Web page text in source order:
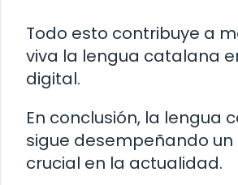
Todo esto contribuye a
viva la lengua catalana
digital.
En conclusión, la lengua
sigue desempeñando
crucial en la actualidad.